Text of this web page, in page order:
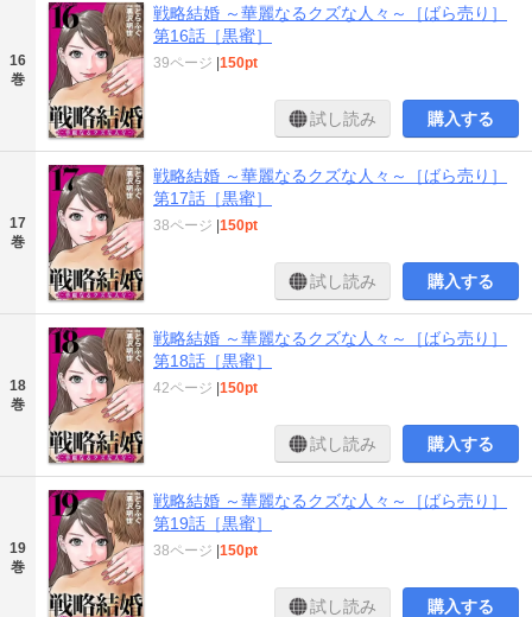
16
巻
戦略結婚 ～華麗なるクズな人々～［ばら売り］
第16話［黒蜜］
39ページ 150pt
試し読み 購入する
17
巻
戦略結婚 ～華麗なるクズな人々～［ばら売り］
第17話［黒蜜］
38ページ 150pt
試し読み 購入する
18
巻
戦略結婚 ～華麗なるクズな人々～［ばら売り］
第18話［黒蜜］
42ページ 150pt
試し読み 購入する
19
巻
戦略結婚 ～華麗なるクズな人々～［ばら売り］
第19話［黒蜜］
38ページ 150pt
試し読み 購入する